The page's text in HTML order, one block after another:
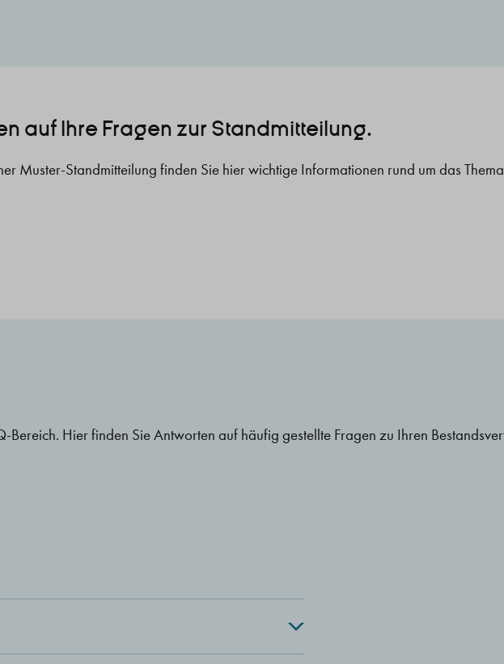
auf Ihre Fragen zur Standmitteilung.
Muster-Standmitteilung finden Sie hier wichtige Informationen rund um das Thema
Bereich. Hier finden Sie Antworten auf häufig gestellte Fragen zu Ihren